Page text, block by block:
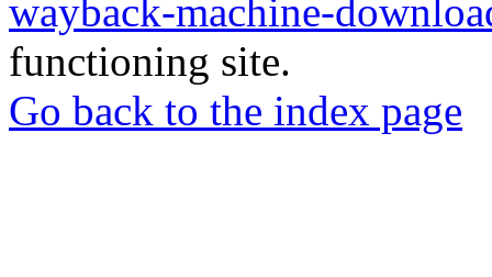
wayback-machine-
functioning site.
Go back to the index page